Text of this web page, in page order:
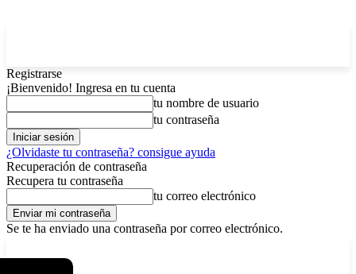
Registrarse
¡Bienvenido! Ingresa en tu cuenta
tu nombre de usuario
tu contraseña
¿Olvidaste tu contraseña? consigue ayuda
Recuperación de contraseña
Recupera tu contraseña
tu correo electrónico
Se te ha enviado una contraseña por correo electrónico.